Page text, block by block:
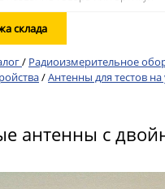
склада
/ Радиоизмерительное
/Антенны для тестов
антенны с